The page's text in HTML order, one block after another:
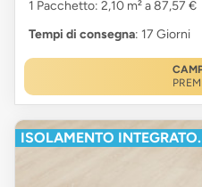
1 Pacchetto: 2,10 m² a 87,57 €
Tempi di consegna: 17 Giorni
ISOLAMENTO INTEGRATO.